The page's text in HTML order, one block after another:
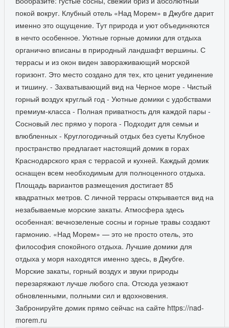
покой вокруг. Клубный отель «Над Морем» в Джубге дарит
именно это ощущение. Тут природа и уют объединяются
в нечто особенное. Уютные горные домики для отдыха
органично вписаны в природный ландшафт вершины. С
террасы и из окон виден завораживающий морской
горизонт. Это место создано для тех, кто ценит уединение
и тишину. - Захватывающий вид на Черное море - Чистый
горный воздух круглый год - Уютные домики с удобствами
премиум-класса - Полная приватность для каждой пары -
Сосновый лес прямо у порога - Подходит для семьи и
влюбленных - Круглогодичный отдых без суеты Клубное
пространство предлагает настоящий домик в горах
Краснодарского края с террасой и кухней. Каждый домик
оснащен всем необходимым для полноценного отдыха.
Площадь вариантов размещения достигает 85
квадратных метров. С личной террасы открывается вид на
незабываемые морские закаты. Атмосфера здесь
особенная: вечнозеленые сосны и горные травы создают
гармонию. «Над Морем» — это не просто отель, это
философия спокойного отдыха. Лучшие домики для
отдыха у моря находятся именно здесь, в Джубге.
Морские закаты, горный воздух и звуки природы
перезаряжают лучше любого спа. Отсюда уезжают
обновленными, полными сил и вдохновения.
Забронируйте домик прямо сейчас на сайте https://nad-
morem.ru